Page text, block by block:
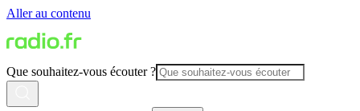
Aller au contenu
Que souhaitez-vous écouter ?